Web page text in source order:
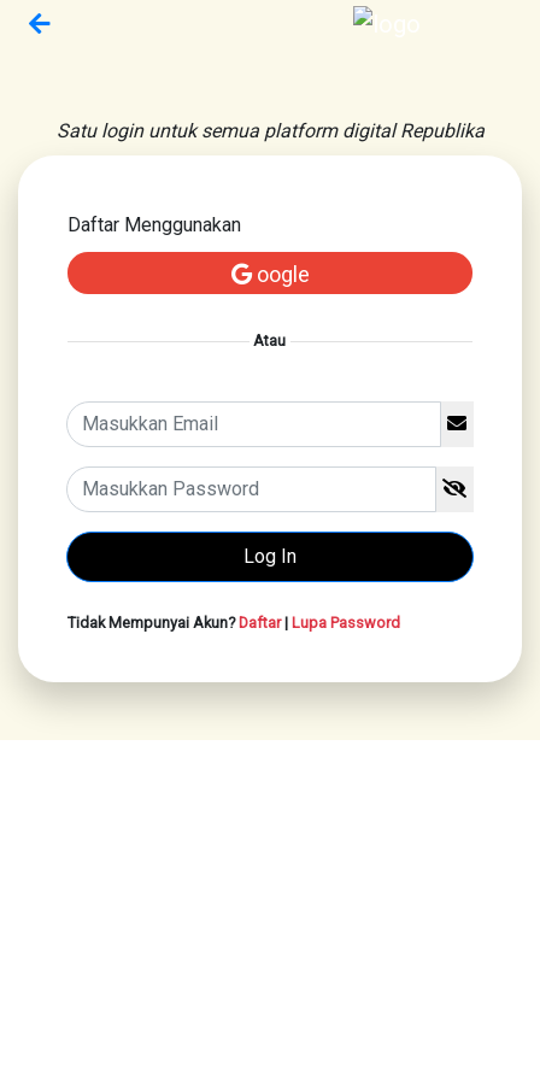
Satu login untuk semua platform digital Republika
Daftar Menggunakan
oogle
Atau
Tidak Mempunyai Akun?Daftar| Lupa Password